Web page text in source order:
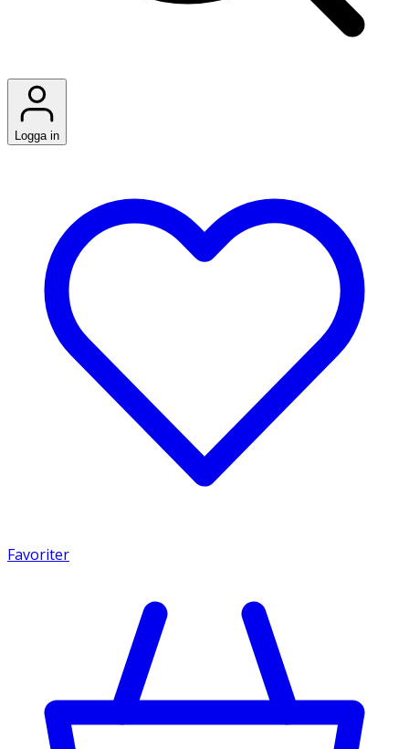
Logga in
Favoriter